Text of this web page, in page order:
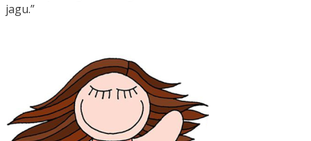
jagu.”